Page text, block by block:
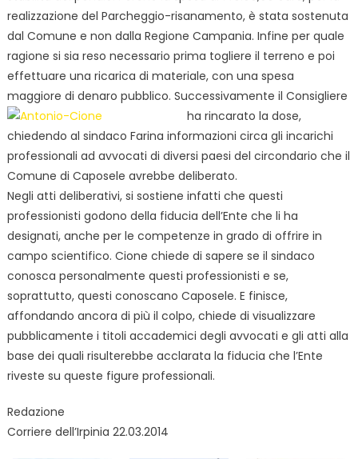
realizzazione del Parcheggio-risanamento, è stata sostenuta
dal Comune e non dalla Regione Campania. Infine per quale
ragione si sia reso necessario prima togliere il terreno e poi
effettuare una ricarica di materiale, con una spesa
maggiore di denaro pubblico. Successivamente il Consigliere
ha rincarato la dose,
chiedendo al sindaco Farina informazioni circa gli incarichi
professionali ad avvocati di diversi paesi del circondario che il
Comune di Caposele avrebbe deliberato.
Negli atti deliberativi, si sostiene infatti che questi
professionisti godono della fiducia dell’Ente che li ha
designati, anche per le competenze in grado di offrire in
campo scientifico. Cione chiede di sapere se il sindaco
conosca personalmente questi professionisti e se,
soprattutto, questi conoscano Caposele. E finisce,
affondando ancora di più il colpo, chiede di visualizzare
pubblicamente i titoli accademici degli avvocati e gli atti alla
base dei quali risulterebbe acclarata la fiducia che l’Ente
riveste su queste figure professionali.
Redazione
Corriere dell’Irpinia 22.03.2014